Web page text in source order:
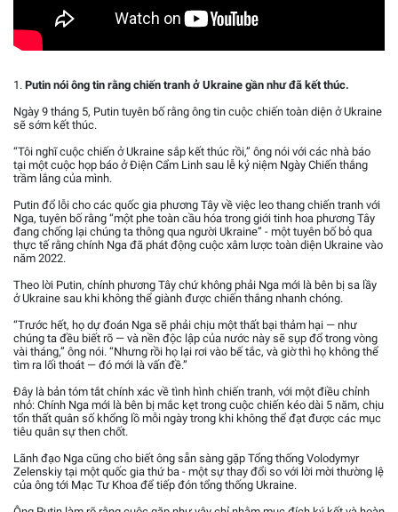
1. Putin nói ông tin rằng chiến tranh ở Ukraine gần như đã kết thúc.
Ngày 9 tháng 5, Putin tuyên bố rằng ông tin cuộc chiến toàn diện ở Ukraine
sẽ sớm kết thúc.
“Tôi nghĩ cuộc chiến ở Ukraine sắp kết thúc rồi,” ông nói với các nhà báo
tại một cuộc họp báo ở Điện Cẩm Linh sau lễ kỷ niệm Ngày Chiến thắng
trầm lắng của mình.
Putin đổ lỗi cho các quốc gia phương Tây về việc leo thang chiến tranh với
Nga, tuyên bố rằng “một phe toàn cầu hóa trong giới tinh hoa phương Tây
đang chống lại chúng ta thông qua người Ukraine” - một tuyên bố bỏ qua
thực tế rằng chính Nga đã phát động cuộc xâm lược toàn diện Ukraine vào
năm 2022.
Theo lời Putin, chính phương Tây chứ không phải Nga mới là bên bị sa lầy
ở Ukraine sau khi không thể giành được chiến thắng nhanh chóng.
“Trước hết, họ dự đoán Nga sẽ phải chịu một thất bại thảm hại — như
chúng ta đều biết rõ — và nền độc lập của nước này sẽ sụp đổ trong vòng
vài tháng,” ông nói. “Nhưng rồi họ lại rơi vào bế tắc, và giờ thì họ không thể
tìm ra lối thoát — đó mới là vấn đề.”
Đây là bản tóm tắt chính xác về tình hình chiến tranh, với một điều chỉnh
nhỏ: Chính Nga mới là bên bị mắc kẹt trong cuộc chiến kéo dài 5 năm, chịu
tổn thất quân số khổng lồ mỗi ngày trong khi không thể đạt được các mục
tiêu quân sự then chốt.
Lãnh đạo Nga cũng cho biết ông sẵn sàng gặp Tổng thống Volodymyr
Zelenskiy tại một quốc gia thứ ba - một sự thay đổi so với lời mời thường lệ
của ông tới Mạc Tư Khoa để tiếp đón tổng thống Ukraine.